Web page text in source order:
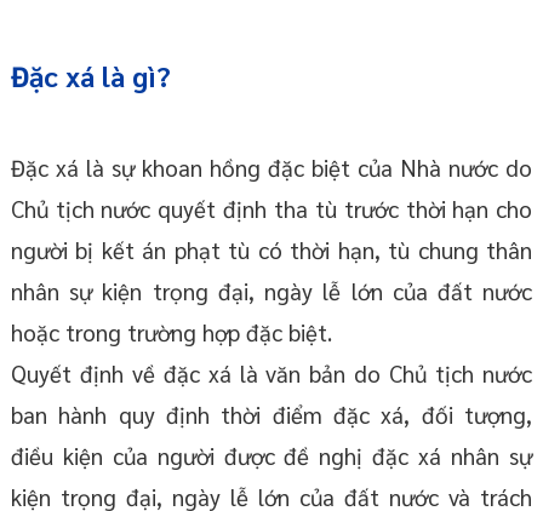
Đặc xá là gì?
Đặc xá là sự khoan hồng đặc biệt của Nhà nước do
Chủ tịch nước quyết định tha tù trước thời hạn cho
người bị kết án phạt tù có thời hạn, tù chung thân
nhân sự kiện trọng đại, ngày lễ lớn của đất nước
hoặc trong trường hợp đặc biệt.
Quyết định về đặc xá là văn bản do Chủ tịch nước
ban hành quy định thời điểm đặc xá, đối tượng,
điều kiện của người được đề nghị đặc xá nhân sự
kiện trọng đại, ngày lễ lớn của đất nước và trách